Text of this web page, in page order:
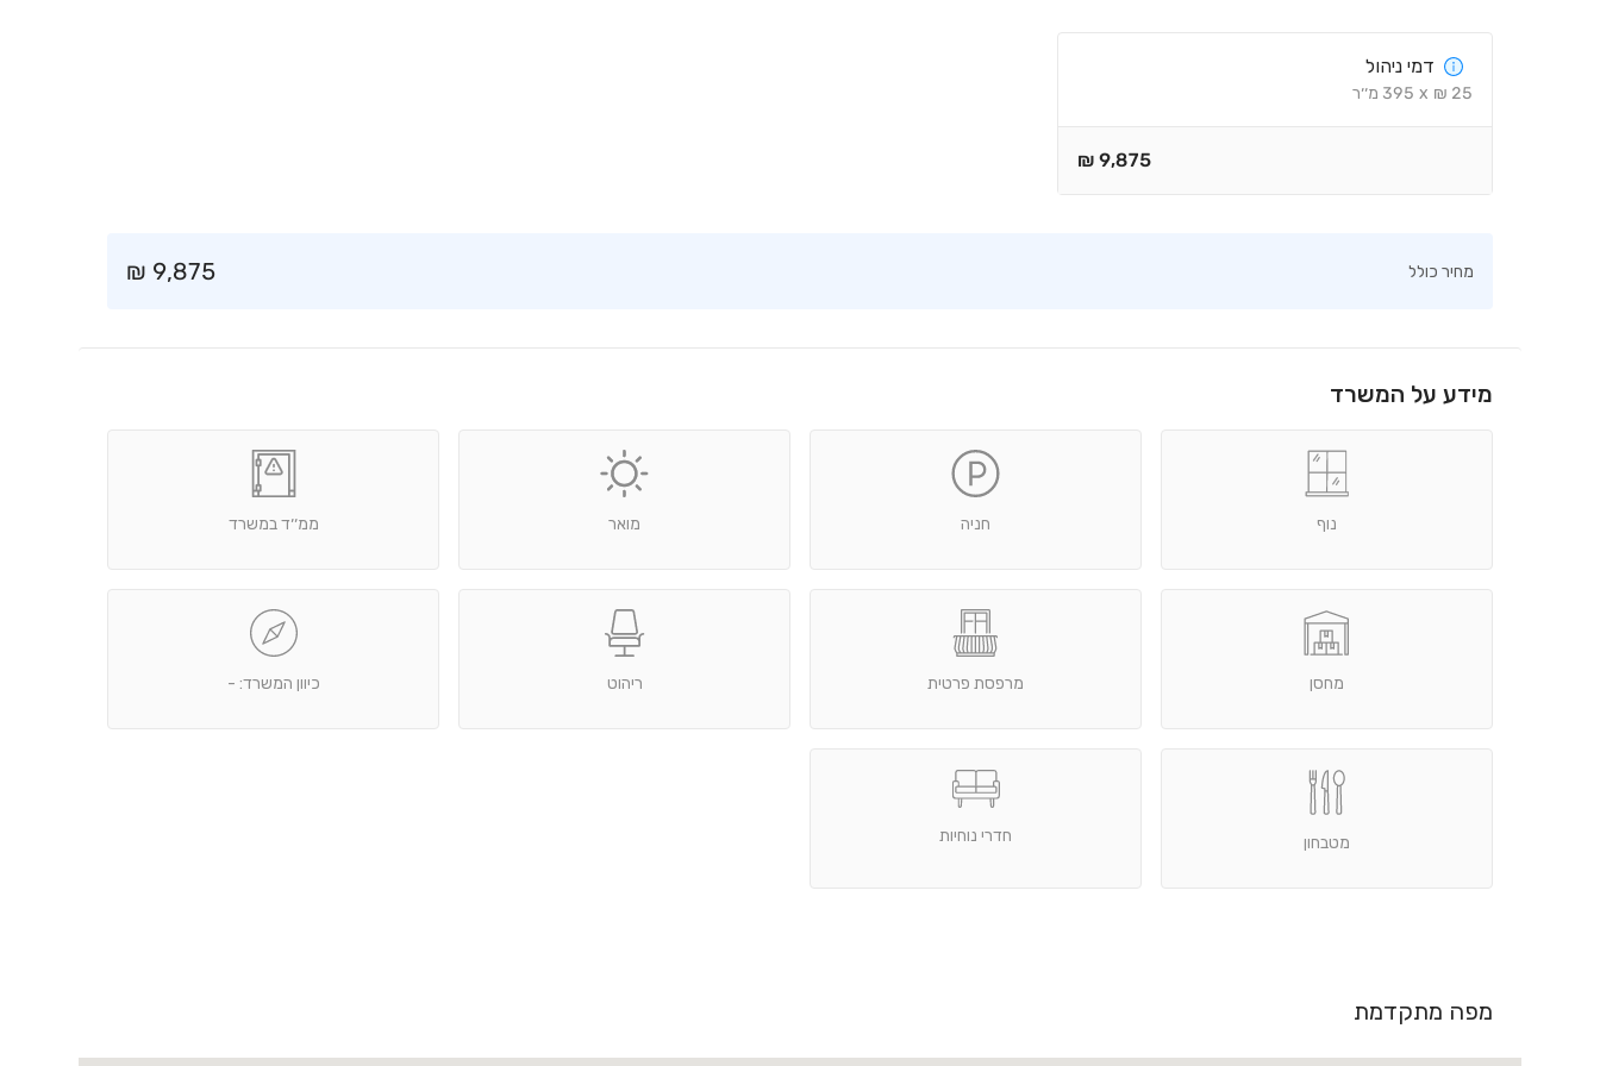
דמי ניהול
25
₪
x
395 מ׳׳ר
9,875
₪
מחיר כולל 9,875
₪
מידע על המשרד
נוף חניה מואר ממ׳׳ד במשרד
מחסן מרפסת פרטית ריהוט כיוון המשרד: -
מטבחון חדרי נוחיות
מפה מתקדמת